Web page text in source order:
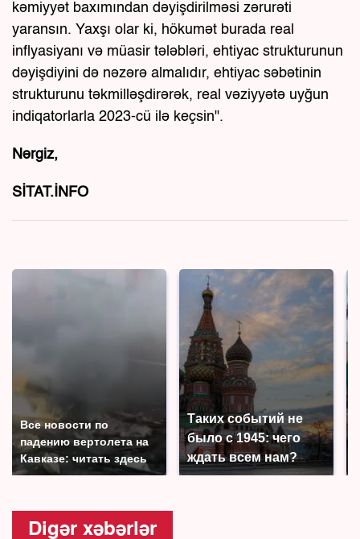
kəmiyyət baxımından dəyişdirilməsi zərurəti
yaransın. Yaxşı olar ki, hökumət burada real
inflyasiyanı və müasir tələbləri, ehtiyac strukturunun
dəyişdiyini də nəzərə almalıdır, ehtiyac səbətinin
strukturunu təkmilləşdirərək, real vəziyyətə uyğun
indiqatorlarla 2023-cü ilə keçsin".
Nərgiz,
SİTAT.İNFO
Все новости по
падению вертолета на
Кавказе: читать здесь
Таких событий не
было с 1945: чего
ждать всем нам?
Digər xəbərlər